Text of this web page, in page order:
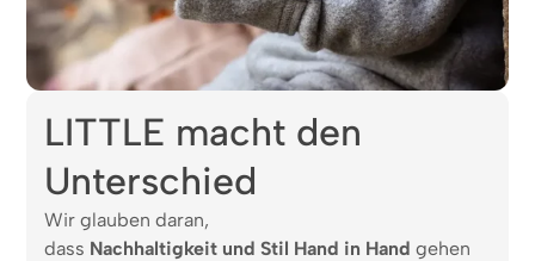
LITTLE macht den
Unterschied
Wir glauben daran,
dass Nachhaltigkeit und Stil Hand in Hand gehen